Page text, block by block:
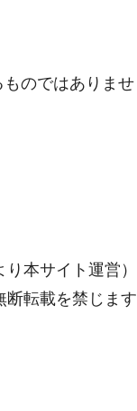
のではありませ
り本サイト運営）
断転載を禁じます